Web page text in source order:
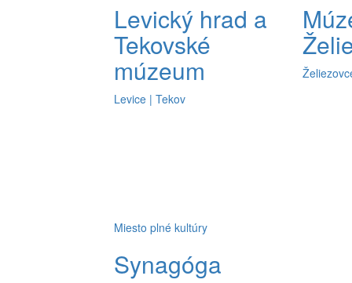
Levický hrad a
Tekovské
múzeum
Levice | Tekov
Miesto plné kultúry
Synagóga